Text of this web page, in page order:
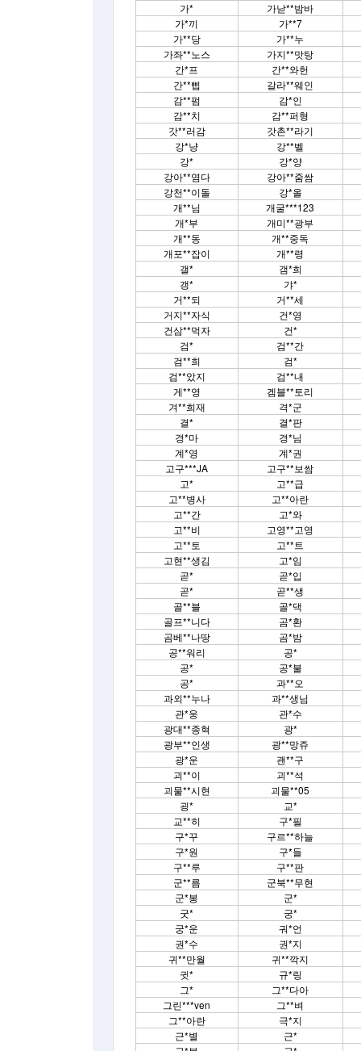
가*
가낟**밤바
가*끼
가**7
가**당
가**누
가좌**노스
가지**맛탕
간*프
간**와헌
간**삡
갈라**웨인
감**펌
감*인
감**치
감**퍼형
갓**러감
갓촌**라기
강*냥
강**벨
강*
강*양
강아**염다
강아**줌쌈
강천**이돌
강*올
개**님
개굴***123
개*부
개미**광부
개**동
개**중독
개포**잡이
개**령
갤*
갬*희
갱*
갸*
거**되
거**세
거지**자식
건*영
건삼**먹자
건*
검*
검**간
검**희
검*
검**았지
검**내
게**영
겜블**토리
겨**희재
격*군
결*
결*판
경*마
경*님
계*영
계*권
고구***JA
고구**보쌈
고*
고**급
고**병사
고**아란
고**간
고*와
고**비
고영**고영
고**토
고**트
고현**생김
고*임
곧*
곧*입
곧*
곧**생
골**블
골*댁
골프**니다
곰*환
곰베**나땅
곰*밤
공**워리
공*
공*
공*불
공*
과**오
과외**누나
과**생님
관*웅
관*수
광대**종혁
광*
광부**인생
광**망쥬
광*운
괜**구
괴**이
괴**석
괴물**시현
괴물**05
굉*
교*
교**히
구*필
구*꾸
구르**하늘
구*원
구*들
구**루
구**판
군**름
군북**무현
군*봉
군*
굿*
궁*
궁*운
궈*언
권*수
권*지
귀**만월
귀**깍지
귓*
규*링
그*
그**다아
그린***ven
그**벼
그**아란
극*지
근*별
근*